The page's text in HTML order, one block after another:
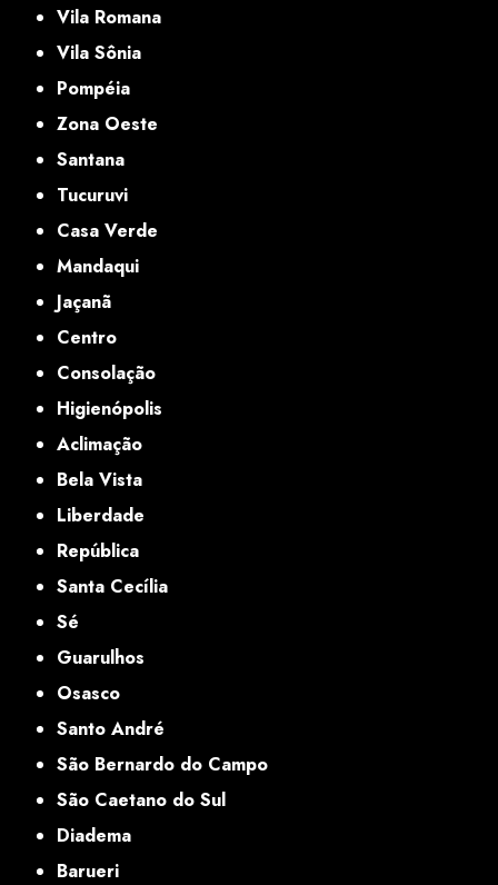
Vila Romana
Vila Sônia
Pompéia
Zona Oeste
Santana
Tucuruvi
Casa Verde
Mandaqui
Jaçanã
Centro
Consolação
Higienópolis
Aclimação
Bela Vista
Liberdade
República
Santa Cecília
Sé
Guarulhos
Osasco
Santo André
São Bernardo do Campo
São Caetano do Sul
Diadema
Barueri